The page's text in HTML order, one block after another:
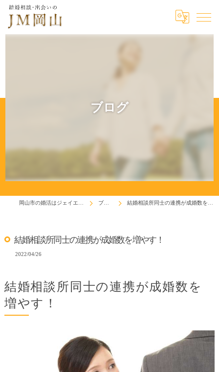
ブログ
ブログ 結婚相談所同士の連携が成婚数を増やす！
結婚相談所同士の連携が成婚数を増やす！
2022/04/26
結婚相談所同士の連携が成婚数を
増やす！